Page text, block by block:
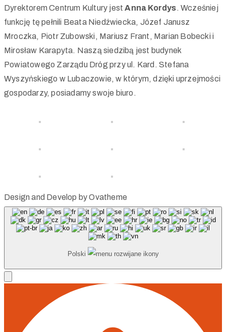
Dyrektorem Centrum Kultury jestAnna Kordys. Wcześniej
funkcję tę pełnili Beata Niedźwiecka, Józef Janusz
Mroczka, Piotr Zubowski, Mariusz Frant, Marian Bobecki i
Mirosław Karapyta. Naszą siedzibą jest budynek
Powiatowego Zarządu Dróg przy ul. Kard. Stefana
Wyszyńskiego w Lubaczowie, w którym, dzięki uprzejmości
gospodarzy, posiadamy swoje biuro.
Design and Develop by Ovatheme
Polski